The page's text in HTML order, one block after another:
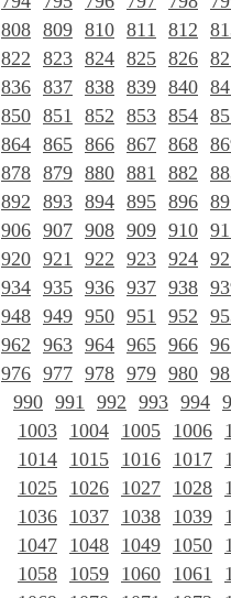
808 809 810 811 812
822 823 824 825 826
836 837 838 839 840
850 851 852 853 854
864 865 866 867 868
878 879 880 881 882
892 893 894 895 896
906 907 908 909 910
920 921 922 923 924
934 935 936 937 938
948 949 950 951 952
962 963 964 965 966
976 977 978 979 980
990 991 992 993 994
1003 1004 1005 1006
1014 1015 1016 1017
1025 1026 1027 1028
1036 1037 1038 1039
1047 1048 1049 1050
1058 1059 1060 1061